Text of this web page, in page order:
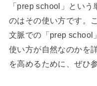
「prep school」とい
のはその使い方です。
文脈での「prep school
使い方が自然なのかを
を高めるために、ぜひ